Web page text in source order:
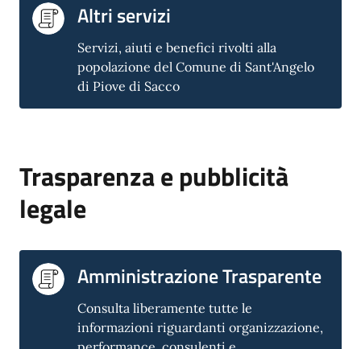
Altri servizi
Servizi, aiuti e benefici rivolti alla
popolazione del Comune di Sant'Angelo
di Piove di Sacco
Trasparenza e pubblicità
legale
Amministrazione Trasparente
Consulta liberamente tutte le
informazioni riguardanti organizzazione,